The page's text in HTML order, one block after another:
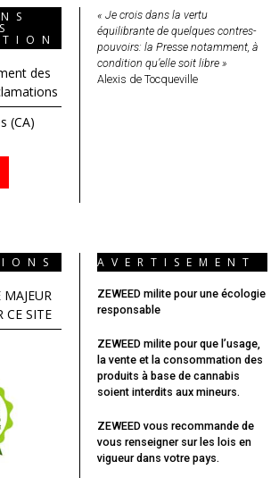
des
(CA)
« Je crois dans la vertu
équilibrante de quelques contres-
pouvoirs: la Presse notamment, à
condition qu’elle soit libre »
Alexis de Tocqueville
MAJEUR
CE SITE
AVERTISEMENT
ZEWEED milite pour une écologie
responsable
ZEWEED milite pour que l’usage,
la vente et la consommation des
produits à base de cannabis
soient interdits aux mineurs.
ZEWEED vous recommande de
vous renseigner sur les lois en
vigueur dans votre pays.